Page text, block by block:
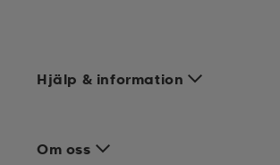
Hjälp & information
Om oss